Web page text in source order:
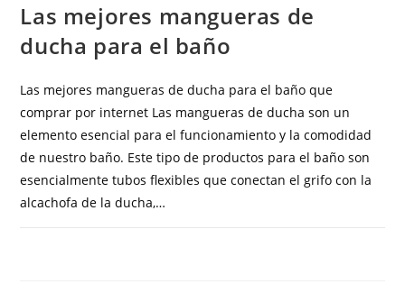
Las mejores mangueras de
ducha para el baño
Las mejores mangueras de ducha para el baño que
comprar por internet Las mangueras de ducha son un
elemento esencial para el funcionamiento y la comodidad
de nuestro baño. Este tipo de productos para el baño son
esencialmente tubos flexibles que conectan el grifo con la
alcachofa de la ducha,…